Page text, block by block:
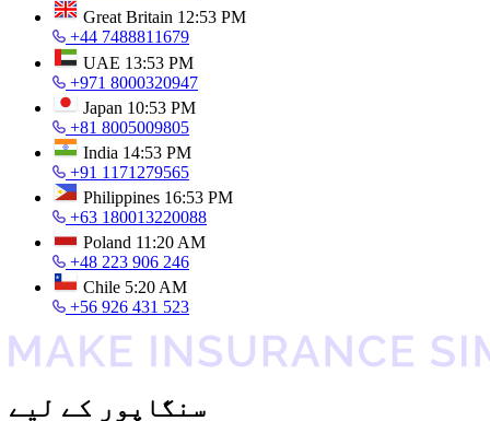
Great Britain 12:53 PM
+44 7488811679
UAE 13:53 PM
+971 8000320947
Japan 10:53 PM
+81 8005009805
India 14:53 PM
+91 1171279565
Philippines 16:53 PM
+63 180013220088
Poland 11:20 AM
+48 223 906 246
Chile 5:20 AM
+56 926 431 523
سنگاپور کے لیے